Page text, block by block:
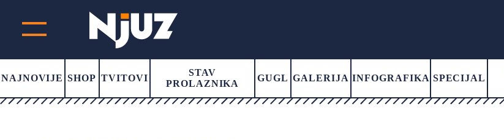
NAJNOVIJE SHOP TVITOVI
STAV
PROLAZNIKA
GUGL GALERIJA INFOGRAFIKA SPECIJAL